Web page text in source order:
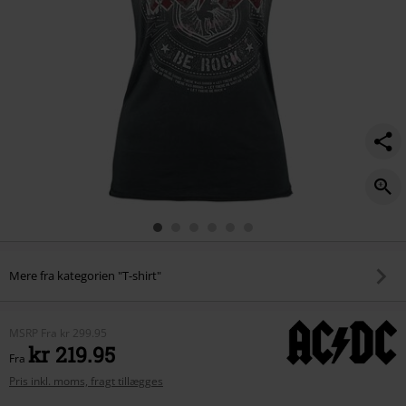
Mere fra kategorien "T-shirt"
MSRP Fra kr 299.95
Fra kr 219.95
Pris inkl. moms, fragt tillægges